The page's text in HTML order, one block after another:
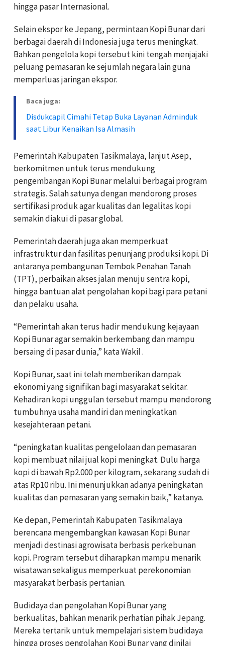
hingga pasar Internasional.
Selain ekspor ke Jepang, permintaan Kopi Bunar dari
berbagai daerah di Indonesia juga terus meningkat.
Bahkan pengelola kopi tersebut kini tengah menjajaki
peluang pemasaran ke sejumlah negara lain guna
memperluas jaringan ekspor.
Baca juga:
Disdukcapil Cimahi Tetap Buka Layanan Adminduk
saat Libur Kenaikan Isa Almasih
Pemerintah Kabupaten Tasikmalaya, lanjut Asep,
berkomitmen untuk terus mendukung
pengembangan Kopi Bunar melalui berbagai program
strategis. Salah satunya dengan mendorong proses
sertifikasi produk agar kualitas dan legalitas kopi
semakin diakui di pasar global.
Pemerintah daerah juga akan memperkuat
infrastruktur dan fasilitas penunjang produksi kopi. Di
antaranya pembangunan Tembok Penahan Tanah
(TPT), perbaikan akses jalan menuju sentra kopi,
hingga bantuan alat pengolahan kopi bagi para petani
dan pelaku usaha.
“Pemerintah akan terus hadir mendukung kejayaan
Kopi Bunar agar semakin berkembang dan mampu
bersaing di pasar dunia,” kata Wakil .
Kopi Bunar, saat ini telah memberikan dampak
ekonomi yang signifikan bagi masyarakat sekitar.
Kehadiran kopi unggulan tersebut mampu mendorong
tumbuhnya usaha mandiri dan meningkatkan
kesejahteraan petani.
“peningkatan kualitas pengelolaan dan pemasaran
kopi membuat nilai jual kopi meningkat. Dulu harga
kopi di bawah Rp2.000 per kilogram, sekarang sudah di
atas Rp10 ribu. Ini menunjukkan adanya peningkatan
kualitas dan pemasaran yang semakin baik,” katanya.
Ke depan, Pemerintah Kabupaten Tasikmalaya
berencana mengembangkan kawasan Kopi Bunar
menjadi destinasi agrowisata berbasis perkebunan
kopi. Program tersebut diharapkan mampu menarik
wisatawan sekaligus memperkuat perekonomian
masyarakat berbasis pertanian.
Budidaya dan pengolahan Kopi Bunar yang
berkualitas, bahkan menarik perhatian pihak Jepang.
Mereka tertarik untuk mempelajari sistem budidaya
hingga proses pengolahan Kopi Bunar yang dinilai